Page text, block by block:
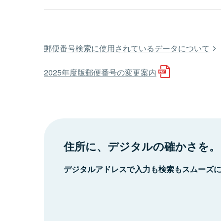
郵便番号検索に使用されているデータについて
2025年度版郵便番号の変更案内
住所に、デジタルの確かさを。
デジタルアドレスで入力も検索もスムーズ